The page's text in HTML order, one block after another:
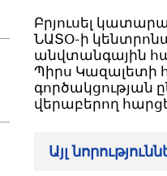
Բրյուսել
ՆԱՏՕ-ի
անվտանգային
Պիրս Կազալետի
գործակցության
վերաբերող
Այլ